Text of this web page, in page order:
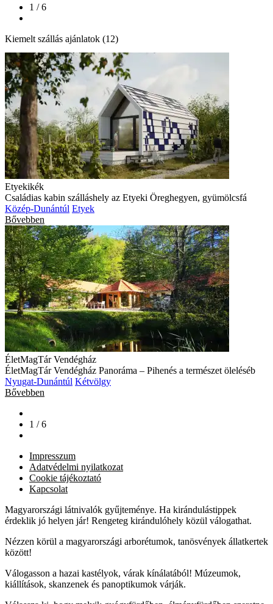
1 / 6
Kiemelt szállás ajánlatok (12)
Etyekikék
Családias kabin szálláshely az Etyeki Öreghegyen, gyümölcsfá
Közép-Dunántúl Etyek
Bővebben
ÉletMagTár Vendégház
ÉletMagTár Vendégház Panoráma – Pihenés a természet öleléséb
Nyugat-Dunántúl Kétvölgy
Bővebben
1 / 6
Impresszum
Adatvédelmi nyilatkozat
Cookie tájékoztató
Kapcsolat
Magyarországi látnivalók gyűjteménye. Ha kirándulástippek
érdeklik jó helyen jár! Rengeteg kirándulóhely közül válogathat.
Nézzen körül a magyarországi arborétumok, tanösvények állatkertek
között!
Válogasson a hazai kastélyok, várak kínálatából! Múzeumok,
kiállítások, skanzenek és panoptikumok várják.